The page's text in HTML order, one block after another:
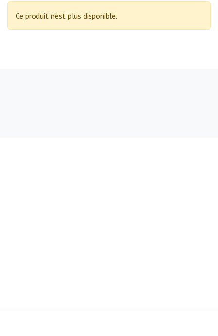
Ce produit n'est plus disponible.